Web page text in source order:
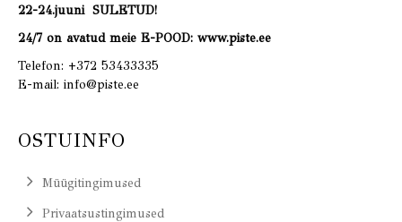
22-24.juuni SULETUD!
24/7 on avatud meie E-POOD: www.piste.ee
Telefon: +372 53433335
E-mail: info@piste.ee
OSTUINFO
Müügitingimused
Privaatsustingimused